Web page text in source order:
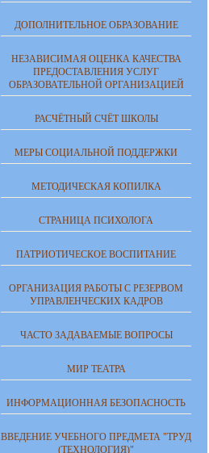
ДОПОЛНИТЕЛЬНОЕ ОБРАЗОВАНИЕ
НЕЗАВИСИМАЯ ОЦЕНКА КАЧЕСТВА
ПРЕДОСТАВЛЕНИЯ УСЛУГ
ОБРАЗОВАТЕЛЬНОЙ ОРГАНИЗАЦИЕЙ
РАСЧЁТНЫЙ СЧЁТ ШКОЛЫ
МЕРЫ СОЦИАЛЬНОЙ ПОДДЕРЖКИ
МЕТОДИЧЕСКАЯ КОПИЛКА
СТРАНИЦА ПСИХОЛОГА
ПАТРИОТИЧЕСКОЕ ВОСПИТАНИЕ
ОРГАНИЗАЦИЯ РАБОТЫ С РЕЗЕРВОМ
УПРАВЛЕНЧЕСКИХ КАДРОВ
ЧАСТО ЗАДАВАЕМЫЕ ВОПРОСЫ
МИР ТЕАТРА
ИНФОРМАЦИОННАЯ БЕЗОПАСНОСТЬ
ВВЕДЕНИЕ УЧЕБНОГО ПРЕДМЕТА "ТРУД
(ТЕХНОЛОГИЯ)"